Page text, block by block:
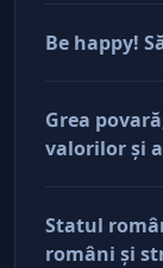
Be happy!
Grea
valorilor şi
Statul
români şi